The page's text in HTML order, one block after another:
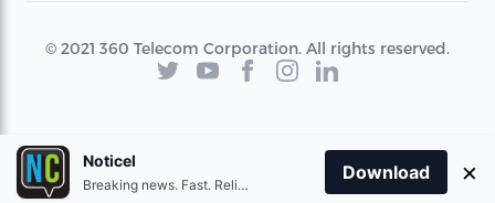
© 2021 360 Telecom Corporation. All rights reserved.
Noticel
Breaking news. Fast. Reliable.
Download ×